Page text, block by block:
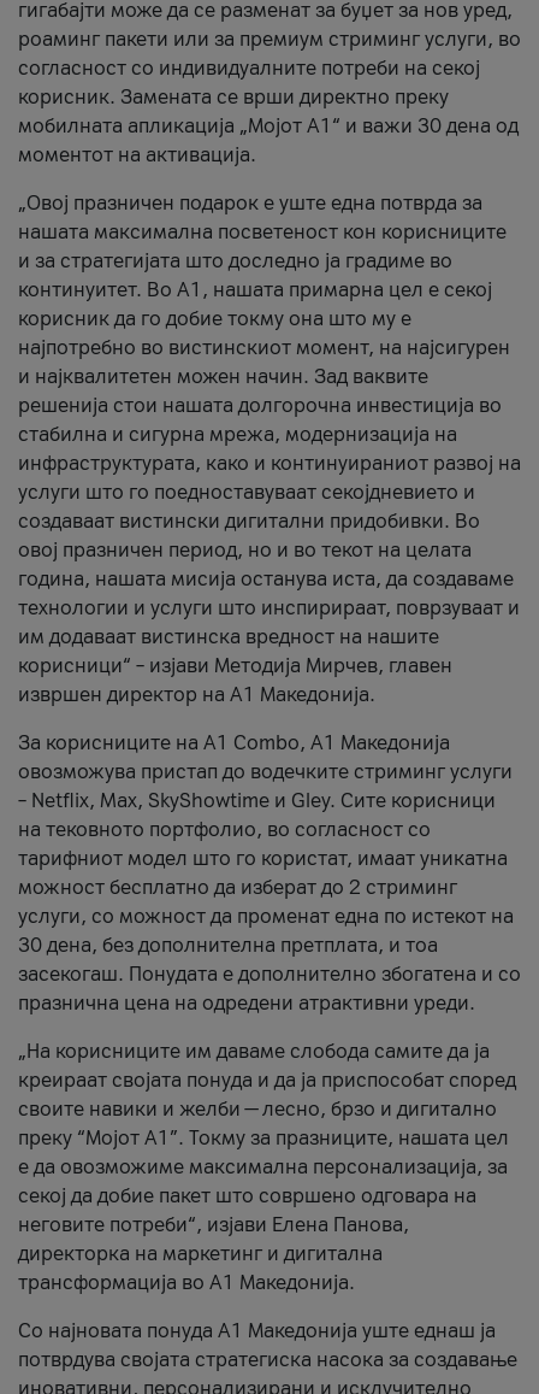
гигабајти може да се разменат за буџет за нов уред,
роаминг пакети или за премиум стриминг услуги, во
согласност со индивидуалните потреби на секој
корисник. Замената се врши директно преку
мобилната апликација „Мојот А1“ и важи 30 дена од
моментот на активација.
„Овој празничен подарок е уште една потврда за
нашата максимална посветеност кон корисниците
и за стратегијата што доследно ја градиме во
континуитет. Во А1, нашата примарна цел е секој
корисник да го добие токму она што му е
најпотребно во вистинскиот момент, на најсигурен
и најквалитетен можен начин. Зад ваквите
решенија стои нашата долгорочна инвестиција во
стабилна и сигурна мрежа, модернизација на
инфраструктурата, како и континуираниот развој на
услуги што го поедноставуваат секојдневието и
создаваат вистински дигитални придобивки. Во
овој празничен период, но и во текот на целата
година, нашата мисија останува иста, да создаваме
технологии и услуги што инспирираат, поврзуваат и
им додаваат вистинска вредност на нашите
корисници“ – изјави Методија Мирчев, главен
извршен директор на А1 Македонија.
За корисниците на A1 Combo, А1 Македонија
овозможува пристап до водечките стриминг услуги
– Netflix, Max, SkyShowtime и Gley. Сите корисници
на тековното портфолио, во согласност со
тарифниот модел што го користат, имаат уникатна
можност бесплатно да изберат до 2 стриминг
услуги, со можност да променат една по истекот на
30 дена, без дополнителна претплата, и тоа
засекогаш. Понудата е дополнително збогатена и со
празнична цена на одредени атрактивни уреди.
„На корисниците им даваме слобода самите да ја
креираат својата понуда и да ја приспособат според
своите навики и желби — лесно, брзо и дигитално
преку “Мојот А1”. Токму за празниците, нашата цел
е да овозможиме максимална персонализација, за
секој да добие пакет што совршено одговара на
неговите потреби“, изјави Елена Панова,
директорка на маркетинг и дигитална
трансформација во А1 Македонија.
Со најновата понуда А1 Македонија уште еднаш ја
потврдува својата стратегиска насока за создавање
иновативни, персонализирани и исклучително